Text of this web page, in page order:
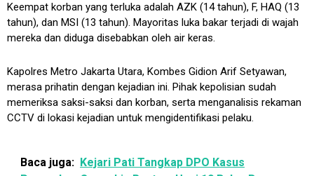
Keempat korban yang terluka adalah AZK (14 tahun), F, HAQ (13
tahun), dan MSI (13 tahun). Mayoritas luka bakar terjadi di wajah
mereka dan diduga disebabkan oleh air keras.
Kapolres Metro Jakarta Utara, Kombes Gidion Arif Setyawan,
merasa prihatin dengan kejadian ini. Pihak kepolisian sudah
memeriksa saksi-saksi dan korban, serta menganalisis rekaman
CCTV di lokasi kejadian untuk mengidentifikasi pelaku.
Baca juga: Kejari Pati Tangkap DPO Kasus